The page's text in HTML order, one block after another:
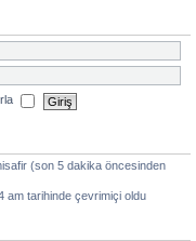
(son 5 dakika öncesinden
am tarihinde çevrimiçi oldu